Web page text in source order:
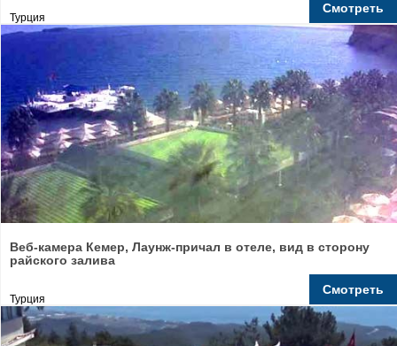
Турция
Смотреть
Веб-камера Кемер, Лаунж-причал в отеле, вид в сторону
райского залива
Турция
Смотреть